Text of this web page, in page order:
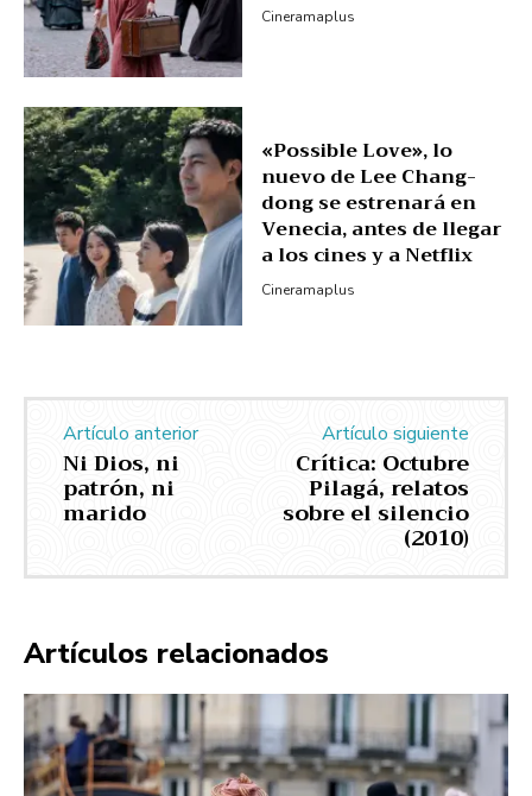
Cineramaplus
«Possible Love», lo
nuevo de Lee Chang-
dong se estrenará en
Venecia, antes de llegar
a los cines y a Netflix
Cineramaplus
Artículo anterior
Ni Dios, ni
patrón, ni
marido
Artículo siguiente
Crítica: Octubre
Pilagá, relatos
sobre el silencio
(2010)
Artículos relacionados